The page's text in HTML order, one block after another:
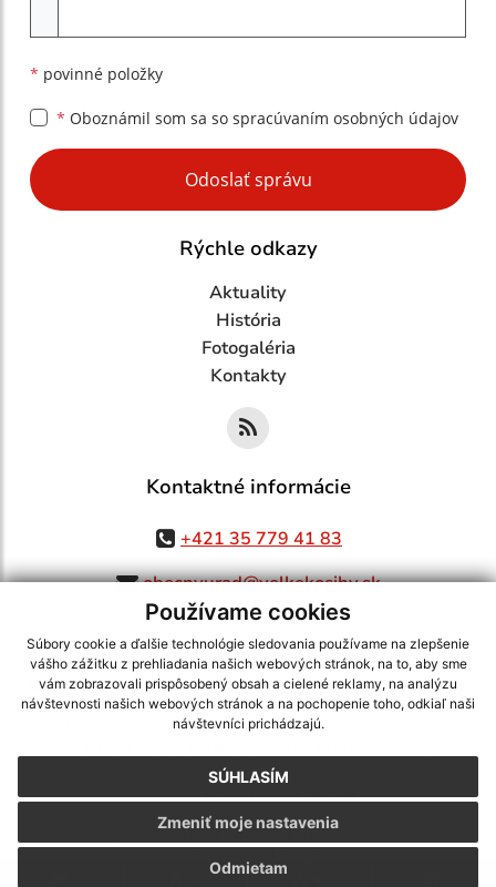
Používame cookies
Súbory cookie a ďalšie technológie sledovania používame na zlepšenie
vášho zážitku z prehliadania našich webových stránok, na to, aby sme
vám zobrazovali prispôsobený obsah a cielené reklamy, na analýzu
návštevnosti našich webových stránok a na pochopenie toho, odkiaľ naši
návštevníci prichádzajú.
SÚHLASÍM
Odmietam
Zmeniť moje nastavenia
* povinné položky
* Oboznámil som sa so spracúvaním osobných údajov
Google reCaptcha Response
Odoslať správu
Rýchle odkazy
Aktuality
História
Fotogaléria
Kontakty
Kontaktné informácie
+421 35 779 41 83
obecnyurad@velkekosihy.sk
využite možnosť získavania aktuálnych informácií s využitím RSS
CMS systém (redakčný) systém ECHELON 2,Mapa stránok,web portál
webex.digital, s.r.o.,domény,registrácia domény
Posledná aktualizácia:05.08.2026
Vytlačiť stránku|Vyhlásenie o prístupnosti